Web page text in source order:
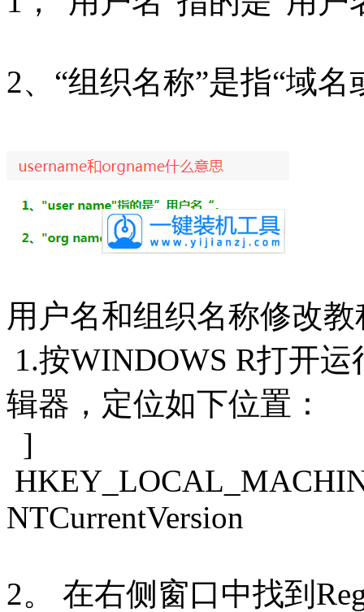
2、“组织名称”是指“域
用户名和组织名称修改教
1.按WINDOWS R打开
辑器，定位如下位置：
]
NTCurrentVersion
2。 在右侧窗口中找到